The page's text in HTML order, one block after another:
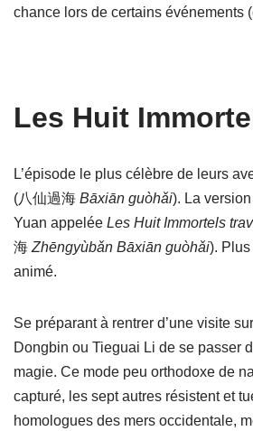
chance lors de certains événements
Les Huit
L’épisode le plus célèbre de leurs
(八仙過海 Bāxiān guòhǎi). La
Yuan appelée Les Huit Immortels
海 Zhēngyùbǎn Bāxiān guòhǎi).
animé.
Se préparant à rentrer d’une visite
Dongbin ou Tieguai Li de se passer
magie. Ce mode peu orthodoxe de
capturé, les sept autres résistent et
homologues des mers occidentale,